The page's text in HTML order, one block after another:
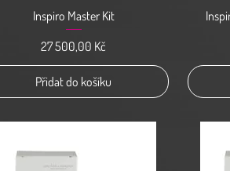
Rychlý náhled
Inspiro Master Kit
Cena
27 500,00 Kč
Přidat do košíku